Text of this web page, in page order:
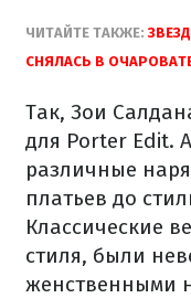
ЧИТАЙТЕ ТАКЖЕ:
СНЯЛАСЬ В
Так, Зои
для Porter Edit.
различные
платьев до
Классические
стиля, были
женственными